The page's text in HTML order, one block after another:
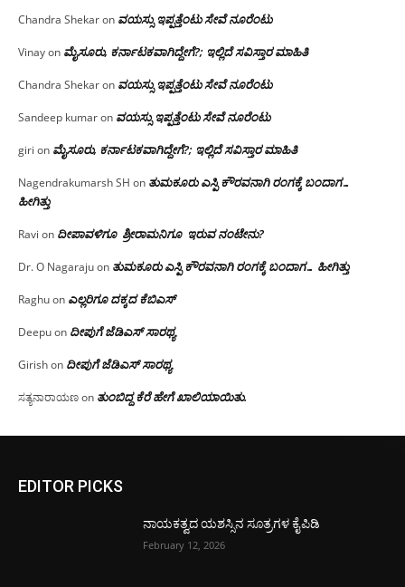
Chandra Shekaron ವಯಸ್ಸು ಇಪ್ಪತ್ತೆಂಟು ಸೇವೆ ನೂರೆಂಟು
Vinayon ಮೈಸೂರು, ಕರ್ನಾಟಕವಾಗಿದ್ದೇಗೆ?; ಇಲ್ಲಿದೆ ಸವಿಸ್ತಾರ ಮಾಹಿತಿ
Chandra Shekaron ವಯಸ್ಸು ಇಪ್ಪತ್ತೆಂಟು ಸೇವೆ ನೂರೆಂಟು
Sandeep kumaron ವಯಸ್ಸು ಇಪ್ಪತ್ತೆಂಟು ಸೇವೆ ನೂರೆಂಟು
giri on ಮೈಸೂರು, ಕರ್ನಾಟಕವಾಗಿದ್ದೇಗೆ?; ಇಲ್ಲಿದೆ ಸವಿಸ್ತಾರ ಮಾಹಿತಿ
Nagendrakumarsh SH on ತುಮಕೂರು ಎಸ್ಪಿ ಕೌರವನಾಗಿ ರಂಗಕ್ಕೆ ಬಂದಾಗ…
ಹೀಗಿತ್ತು
Ravi on ದೀಪಾವಳಿಗೂ ಶ್ರೀರಾಮನಿಗೂ ಇರುವ ನಂಟೇನು?
Dr. O Nagarajuon ತುಮಕೂರು ಎಸ್ಪಿ ಕೌರವನಾಗಿ ರಂಗಕ್ಕೆ ಬಂದಾಗ… ಹೀಗಿತ್ತು
Raghuon ಎಲ್ಲರಿಗೂ ದಕ್ಕದ ಕೆಬಿಎಸ್
Deepuon ದೀಪುಗೆ ಜೆಡಿಎಸ್ ಸಾರಥ್ಯ
Girishon ದೀಪುಗೆ ಜೆಡಿಎಸ್ ಸಾರಥ್ಯ
ಸತ್ಯನಾರಾಯಣon ತುಂಬಿದ್ದ ಕೆರೆ ಹೇಗೆ ಖಾಲಿಯಾಯಿತು.
EDITOR PICKS
ನಾಯಕತ್ವದ ಯಶಸ್ಸಿನ ಸೂತ್ರಗಳ ಕೈಪಿಡಿ
February 12, 2026